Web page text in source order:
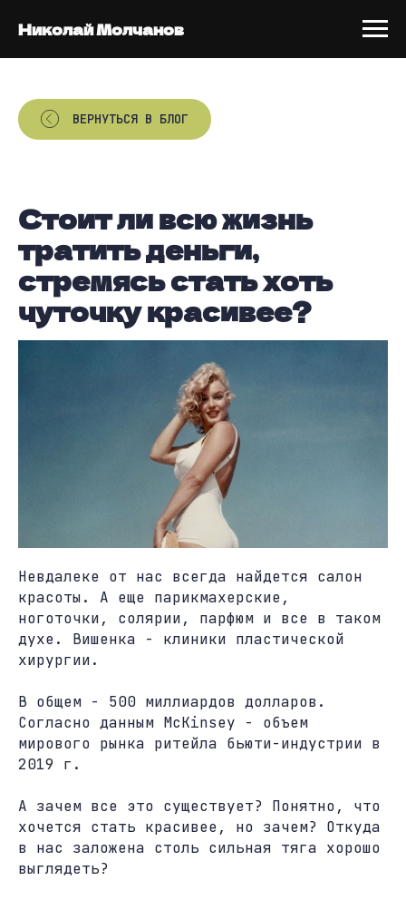
Николай Молчанов
ВЕРНУТЬСЯ В БЛОГ
Стоит ли всю жизнь
тратить деньги,
стремясь стать хоть
чуточку красивее?
Невдалеке от нас всегда найдется салон
красоты. А еще парикмахерские,
ноготочки, солярии, парфюм и все в таком
духе. Вишенка - клиники пластической
хирургии.
В общем - 500 миллиардов долларов.
Согласно данным McKinsey - объем
мирового рынка ритейла бьюти-индустрии в
2019 г.
А зачем все это существует? Понятно, что
хочется стать красивее, но зачем? Откуда
в нас заложена столь сильная тяга хорошо
выглядеть?